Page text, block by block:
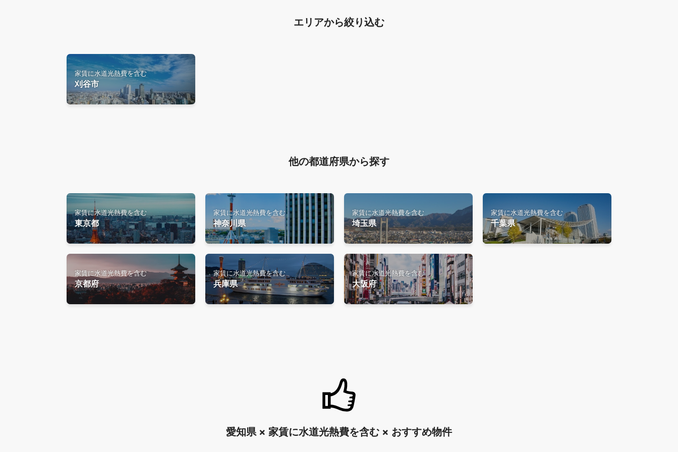
エリアから絞り込む
家賃に水道光熱費を含む
刈谷市
他の都道府県から探す
家賃に水道光熱費を含む
東京都
家賃に水道光熱費を含む
神奈川県
家賃に水道光熱費を含む
埼玉県
家賃に水道光熱費を含む
千葉県
家賃に水道光熱費を含む
京都府
家賃に水道光熱費を含む
兵庫県
家賃に水道光熱費を含む
大阪府
愛知県 × 家賃に水道光熱費を含む × おすすめ物件